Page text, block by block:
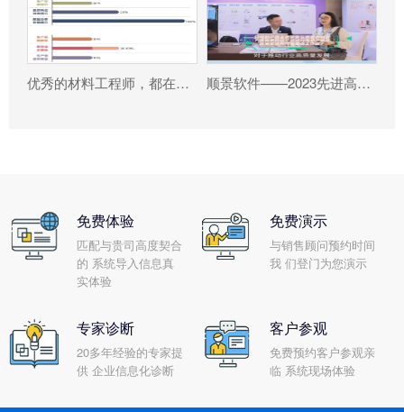
优秀的材料工程师，都在跟这个新朋友打交道! 顺景软件——2023先进高分子材料产业高质量发展大会暨工程塑料产业创新大会
免费体验
匹配与贵司高度契合
的 系统导入信息真
实体验
免费演示
与销售顾问预约时间
我 们登门为您演示
专家诊断
20多年经验的专家提
供 企业信息化诊断
客户参观
免费预约客户参观亲
临 系统现场体验